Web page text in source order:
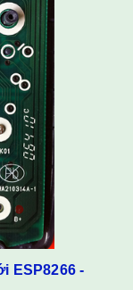
ESP8266 -